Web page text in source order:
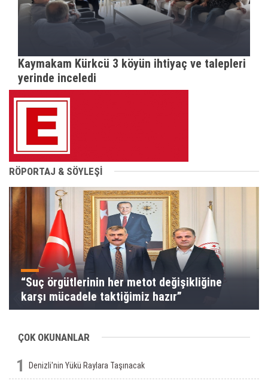
Kaymakam Kürkcü 3 köyün ihtiyaç ve talepleri
yerinde inceledi
RÖPORTAJ & SÖYLEŞİ
“Suç örgütlerinin her metot değişikliğine
karşı mücadele taktiğimiz hazır”
ÇOK OKUNANLAR
1 Denizli'nin Yükü Raylara Taşınacak